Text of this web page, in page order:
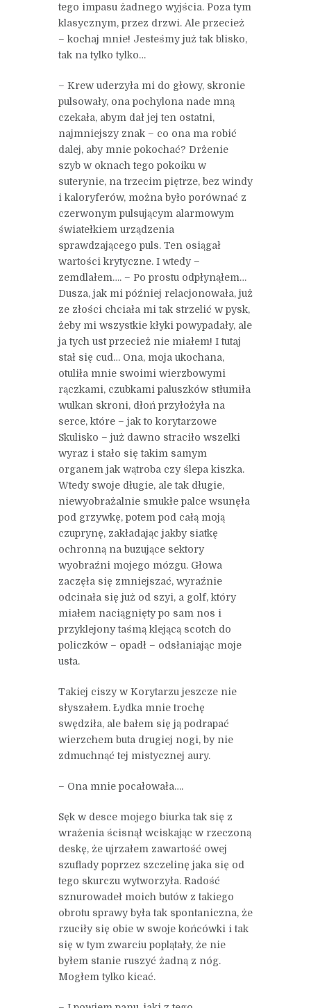
tego impasu żadnego wyjścia. Poza tym
klasycznym, przez drzwi. Ale przecież
– kochaj mnie! Jesteśmy już tak blisko,
tak na tylko tylko…
– Krew uderzyła mi do głowy, skronie
pulsowały, ona pochylona nade mną
czekała, abym dał jej ten ostatni,
najmniejszy znak – co ona ma robić
dalej, aby mnie pokochać? Drżenie
szyb w oknach tego pokoiku w
suterynie, na trzecim piętrze, bez windy
i kaloryferów, można było porównać z
czerwonym pulsującym alarmowym
światełkiem urządzenia
sprawdzającego puls. Ten osiągał
wartości krytyczne. I wtedy –
zemdlałem…. – Po prostu odpłynąłem…
Dusza, jak mi później relacjonowała, już
ze złości chciała mi tak strzelić w pysk,
żeby mi wszystkie kłyki powypadały, ale
ja tych ust przecież nie miałem! I tutaj
stał się cud… Ona, moja ukochana,
otuliła mnie swoimi wierzbowymi
rączkami, czubkami paluszków stłumiła
wulkan skroni, dłoń przyłożyła na
serce, które – jak to korytarzowe
Skulisko – już dawno straciło wszelki
wyraz i stało się takim samym
organem jak wątroba czy ślepa kiszka.
Wtedy swoje długie, ale tak długie,
niewyobrażalnie smukłe palce wsunęła
pod grzywkę, potem pod całą moją
czuprynę, zakładając jakby siatkę
ochronną na buzujące sektory
wyobraźni mojego mózgu. Głowa
zaczęła się zmniejszać, wyraźnie
odcinała się już od szyi, a golf, który
miałem naciągnięty po sam nos i
przyklejony taśmą klejącą scotch do
policzków – opadł – odsłaniając moje
usta.
Takiej ciszy w Korytarzu jeszcze nie
słyszałem. Łydka mnie trochę
swędziła, ale bałem się ją podrapać
wierzchem buta drugiej nogi, by nie
zdmuchnąć tej mistycznej aury.
– Ona mnie pocałowała….
Sęk w desce mojego biurka tak się z
wrażenia ścisnął wciskając w rzeczoną
deskę, że ujrzałem zawartość owej
szuflady poprzez szczelinę jaka się od
tego skurczu wytworzyła. Radość
sznurowadeł moich butów z takiego
obrotu sprawy była tak spontaniczna, że
rzuciły się obie w swoje końcówki i tak
się w tym zwarciu poplątały, że nie
byłem stanie ruszyć żadną z nóg.
Mogłem tylko kicać.